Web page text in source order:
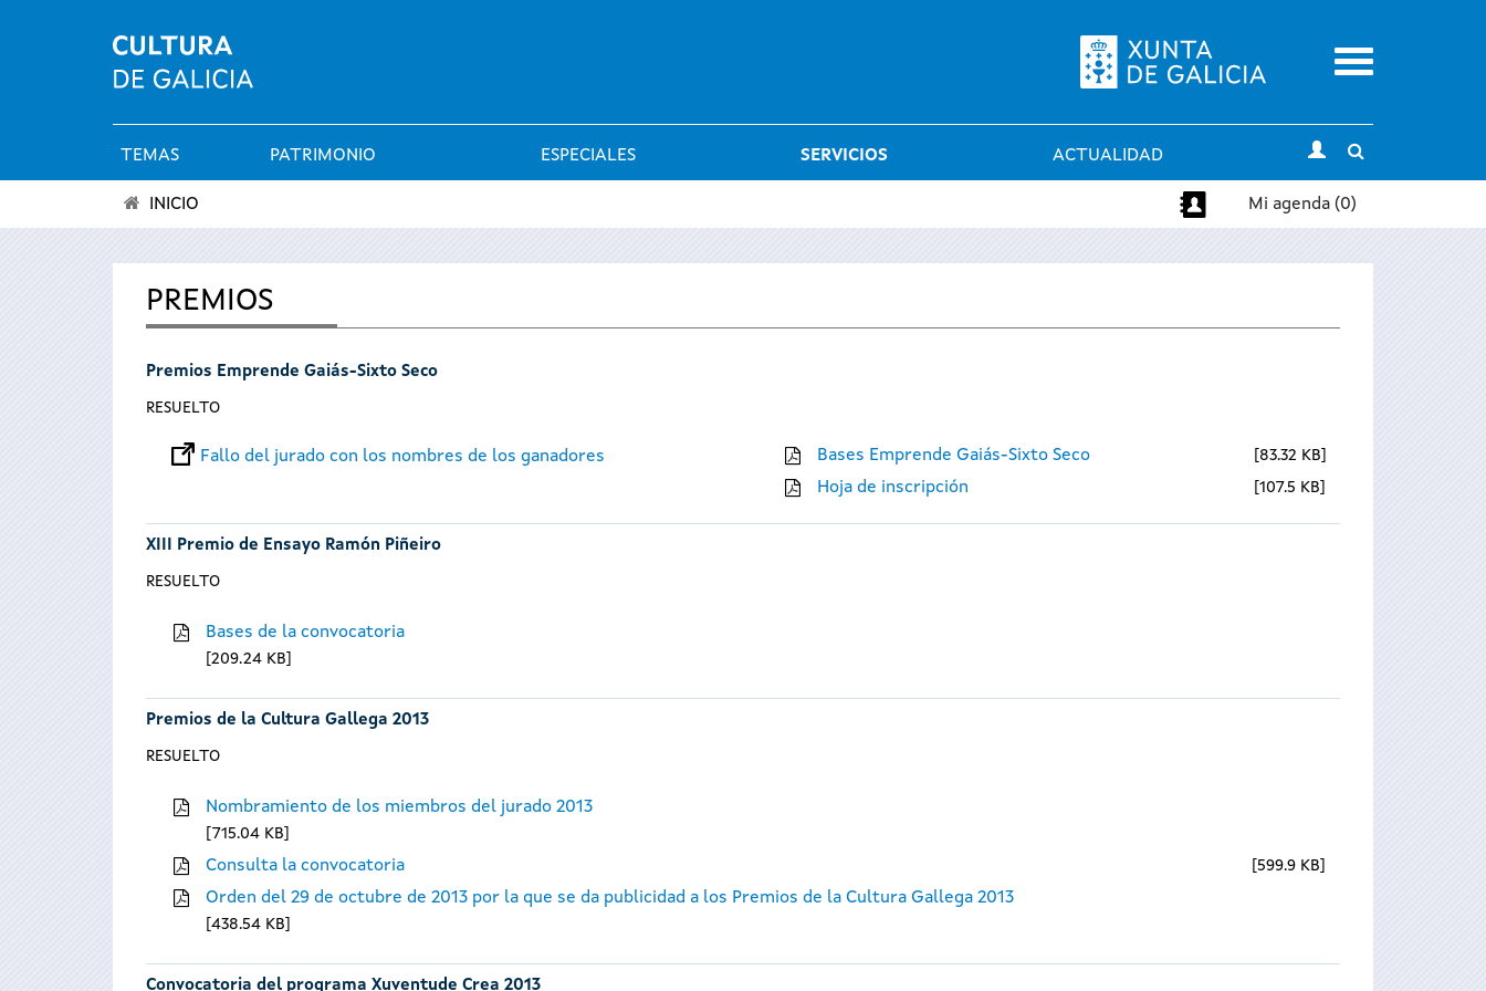
Menu
Menú
principal
TEMAS PATRIMONIO ESPECIALES SERVICIOS ACTUALIDAD
search
encuentra
aquí
INICIO Mi agenda (0)
PREMIOS
Premios Emprende Gaiás-Sixto Seco
RESUELTO
Fallo del jurado con los nombres de los ganadores Bases Emprende Gaiás-Sixto Seco 83.32 KB
Hoja de inscripción 107.5 KB
XIII Premio de Ensayo Ramón Piñeiro
RESUELTO
Bases de la convocatoria
209.24 KB
Premios de la Cultura Gallega 2013
RESUELTO
Nombramiento de los miembros del jurado 2013
715.04 KB
Consulta la convocatoria 599.9 KB
Orden del 29 de octubre de 2013 por la que se da publicidad a los Premios de la Cultura Gallega 2013
438.54 KB
Convocatoria del programa Xuventude Crea 2013